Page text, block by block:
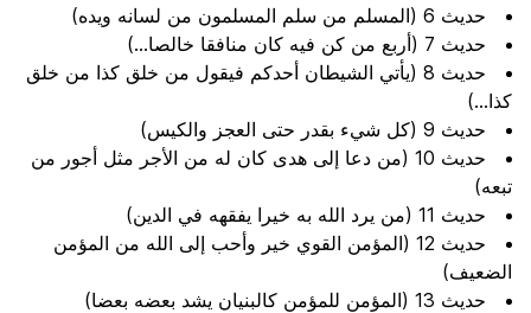
حديث 6 (المسلم من سلم المسلمون من لسانه ويده)
حديث 7 (أربع من كن فيه كان منافقا خالصا...)
حديث 8 (يأتي الشيطان أحدكم فيقول من خلق كذا من خلق
كذا...)
حديث 9 (كل شيء بقدر حتى العجز والكيس)
حديث 10 (من دعا إلى هدى كان له من الأجر مثل أجور من
تبعه)
حديث 11 (من يرد الله به خيرا يفقهه في الدين)
حديث 12 (المؤمن القوي خير وأحب إلى الله من المؤمن
الضعيف)
حديث 13 (المؤمن للمؤمن كالبنيان يشد بعضه بعضا)